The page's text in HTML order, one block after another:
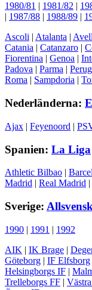
1980/81 | 1981/82 |
| 1987/88 | 1988/89 |
Ascoli | Atalanta |
Catania | Catanzaro |
Fiorentina | Genoa |
Padova | Parma |
Roma | Sampdoria |
Nederländerna:
Ajax | Feyenoord |
Spanien: La Liga
Athletic Bilbao |
Madrid | Real Madrid |
Sverige:
1990 | 1991 | 1992
AIK | IK Brage |
Göteborg | IF Elfsborg
Helsingborgs IF |
Trelleborgs FF |